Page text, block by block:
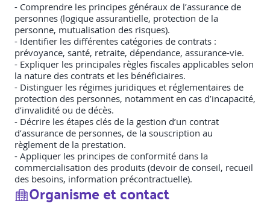
- Comprendre les principes généraux de l’assurance de
personnes (logique assurantielle, protection de la
personne, mutualisation des risques).
- Identifier les différentes catégories de contrats :
prévoyance, santé, retraite, dépendance, assurance-vie.
- Expliquer les principales règles fiscales applicables selon
la nature des contrats et les bénéficiaires.
- Distinguer les régimes juridiques et réglementaires de
protection des personnes, notamment en cas d’incapacité,
d’invalidité ou de décès.
- Décrire les étapes clés de la gestion d’un contrat
d’assurance de personnes, de la souscription au
règlement de la prestation.
- Appliquer les principes de conformité dans la
commercialisation des produits (devoir de conseil, recueil
des besoins, information précontractuelle).
Organisme et contact